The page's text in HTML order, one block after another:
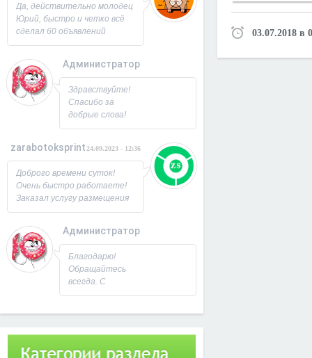
Да, действительно молодец
Юрий, быстро и четко всё
сделал 60 объявлений
разместил, всё работает,
страницы выросла в 2 раза
спасибо! Буду ещё
заказывать, советую!
Администратор
26.09.2023 - 07:33
Здравствуйте!
Спасибо за
добрые слова!
Всегда рад
пользователям.
просим!
Заходите ещё. С
Уважением,
Юрий!
zarabotoksprint 24.09.2023 - 12:36
Доброго времени суток!
Очень быстро работаете!
Заказал услугу размещения
объявления на 60 досок, за
исполнили! Большое
спасибо!
Администратор
22.09.2023 - 09:19
Благодарю!
Обращайтесь
всегда. С
Уважением,
03.07.2018 в